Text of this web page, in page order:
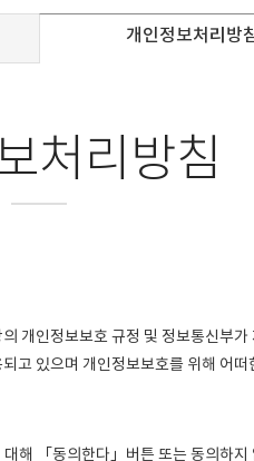
개인정보처리방
처리방침
개인정보보호 규정 및 정보통신부
고 있으며 개인정보보호를 위해 어
해 「동의한다」버튼 또는 동의하